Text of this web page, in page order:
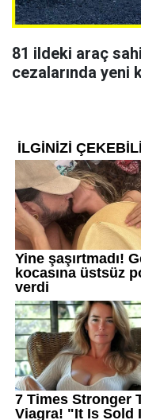
81 ildeki araç
cezalarında yeni